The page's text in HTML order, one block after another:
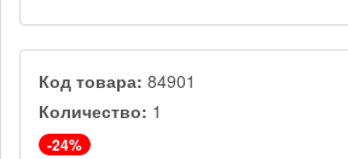
Код товара: 84901
Количество: 1
-24%